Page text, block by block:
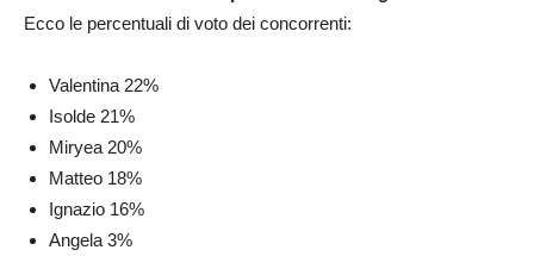
Ecco le percentuali di voto dei concorrenti:
Valentina 22%
Isolde 21%
Miryea 20%
Matteo 18%
Ignazio 16%
Angela 3%